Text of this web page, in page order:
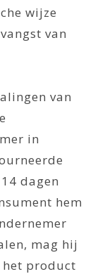
wijze
van
van
in
dagen
hem
mag hij
product